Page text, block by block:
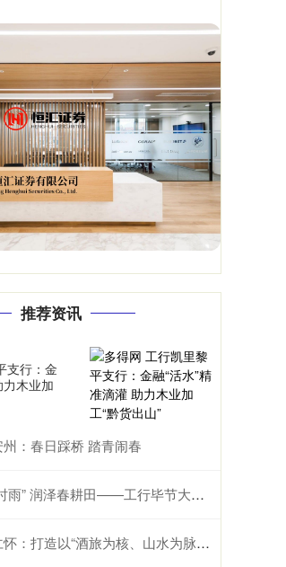
推荐资讯
支行：金
力木业加
：春日踩桥 踏青闹春
春耕田——工行毕节大方支行助农企解困获赠锦旗
酒旅为核、山水为脉、红色为魂”的国际山地度假目的地